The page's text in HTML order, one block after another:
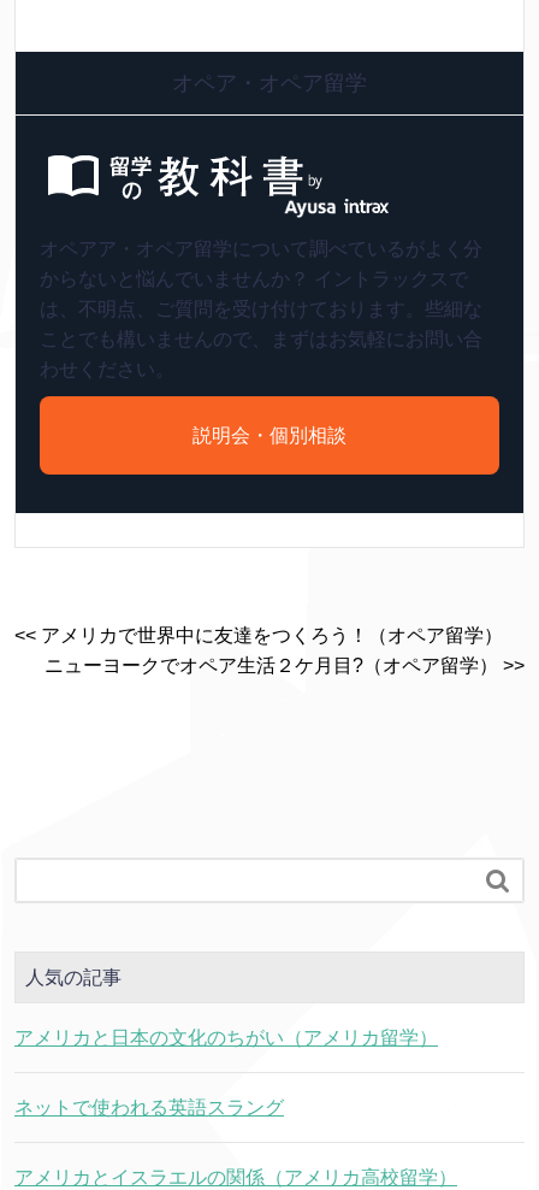
オペア・オペア留学
オペアア・オペア留学について調べているがよく分
からないと悩んでいませんか？ イントラックスで
は、不明点、ご質問を受け付けております。些細な
ことでも構いませんので、まずはお気軽にお問い合
わせください。
説明会・個別相談
<< アメリカで世界中に友達をつくろう！（オペア留学）
ニューヨークでオペア生活２ケ月目?（オペア留学） >>

人気の記事
アメリカと日本の文化のちがい（アメリカ留学）
ネットで使われる英語スラング
アメリカとイスラエルの関係（アメリカ高校留学）